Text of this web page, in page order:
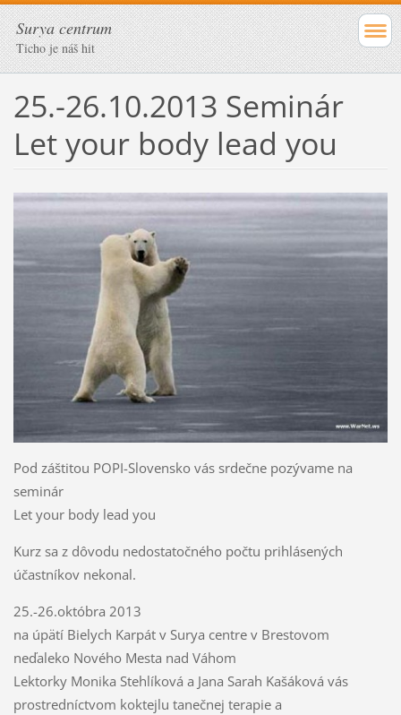
Surya centrum
Ticho je náš hit
25.-26.10.2013 Seminár
Let your body lead you
Pod záštitou POPI-Slovensko vás srdečne pozývame na
seminár
Let your body lead you
Kurz sa z dôvodu nedostatočného počtu prihlásených
účastníkov nekonal.
25.-26.októbra 2013
na úpätí Bielych Karpát v Surya centre v Brestovom
neďaleko Nového Mesta nad Váhom
Lektorky Monika Stehlíková a Jana Sarah Kašáková vás
prostredníctvom koktejlu tanečnej terapie a